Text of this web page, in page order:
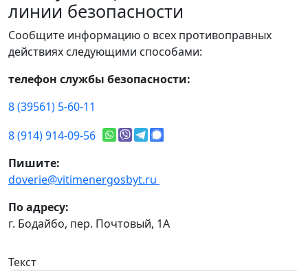
линии безопасности
Сообщите информацию о всех противоправных
действиях следующими способами:
телефон службы безопасности:
8 (39561) 5-60-11
8 (914) 914-09-56
Пишите:
doverie@vitimenergosbyt.ru
По адресу:
г. Бодайбо, пер. Почтовый, 1А
Текст